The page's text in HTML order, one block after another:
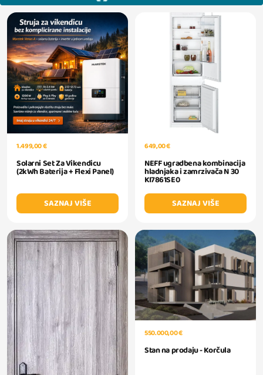
1.499,00 €
Solarni Set Za Vikendicu
(2kWh Baterija + Flexi Panel)
SAZNAJ VIŠE
649,00 €
NEFF ugradbena kombinacija
hladnjaka i zamrzivača N 30
KI7861SE0
SAZNAJ VIŠE
550.000,00 €
Stan na prodaju - Korčula